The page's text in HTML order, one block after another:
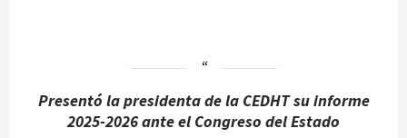
Presentó la presidenta de la CEDHT su informe
2025-2026 ante el Congreso del Estado